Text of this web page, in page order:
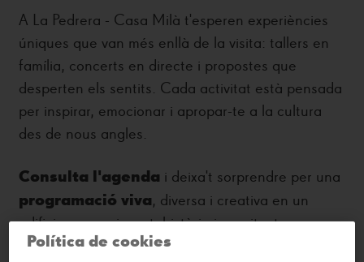
A La Pedrera - Casa Milà t'esperen experiències
úniques que van més enllà de la visita: tallers en
família, concerts en directe i propostes que
desperten els sentits. Cada activitat està pensada
per inspirar, emocionar i apropar-te a la cultura
des de nous angles.
Consulta l'agenda i deixa't sorprendre per una
programació viva, diversa i creativa en un
edifici que respira art, història i arquitectura.
Política de cookies